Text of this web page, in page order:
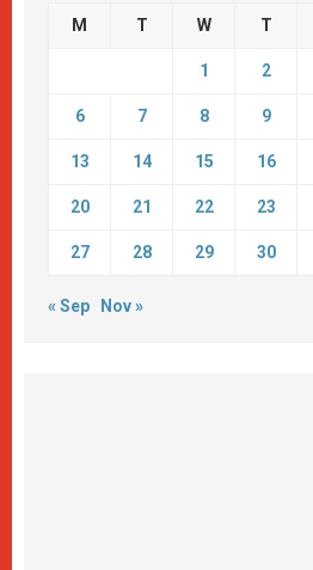
M T W T
1 2
6 7 8 9
13 14 15 16
20 21 22 23
27 28 29 30
« Sep Nov »